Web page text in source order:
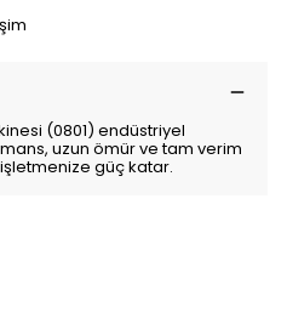
(0801) endüstriyel
uzun ömür ve tam verim
güç katar.